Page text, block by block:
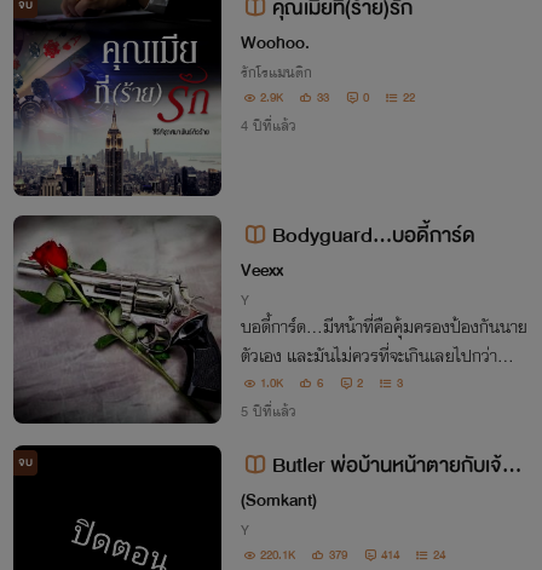
จบ คุณเมียที่(ร้าย)รัก
Woohoo.
รักโรแมนติก
2.9K 33 0 22
4 ปีที่แล้ว
Bodyguard...บอดี้การ์ด
Veexx
Y
บอดี้การ์ด...มีหน้าที่คือคุ้มครองป้องกันนาย
ตัวเอง และมันไม่ควรที่จะเกินเลยไปกว่าคำว่า
"หน้าที่และคำสั่ง"
1.0K 6 2 3
5 ปีที่แล้ว
จบ
Butler พ่อบ้านหน้าตายกับเจ้าน
ายจอมกวน
(Somkant)
Y
220.1K 379 414 24